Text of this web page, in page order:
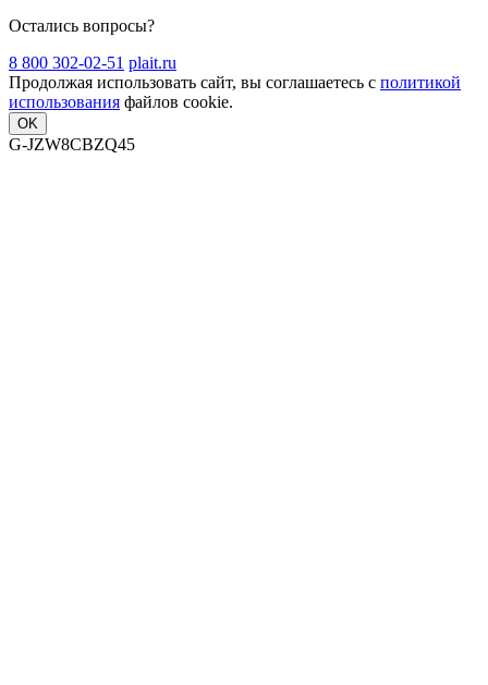
Остались вопросы?
8 800 302-02-51 plait.ru
Продолжая использовать сайт, вы соглашаетесь с политикой
использования файлов cookie.
OK
G-JZW8CBZQ45